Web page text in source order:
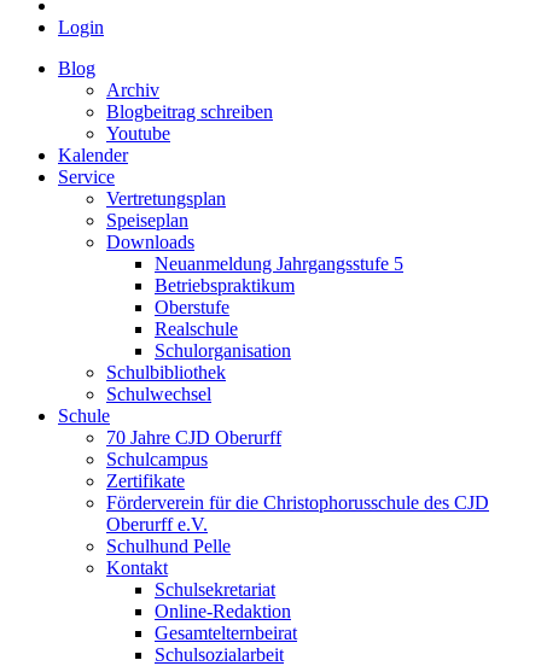
Login
Blog
Archiv
Blogbeitrag schreiben
Youtube
Kalender
Service
Vertretungsplan
Speiseplan
Downloads
Neuanmeldung Jahrgangsstufe 5
Betriebspraktikum
Oberstufe
Realschule
Schulorganisation
Schulbibliothek
Schulwechsel
Schule
70 Jahre CJD Oberurff
Schulcampus
Zertifikate
Förderverein für die Christophorusschule des CJD
Oberurff e.V.
Schulhund Pelle
Kontakt
Schulsekretariat
Online-Redaktion
Gesamtelternbeirat
Schulsozialarbeit